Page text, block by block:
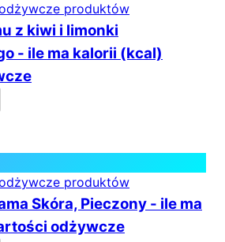
produktów
z kiwi i limonki
- ile ma kalorii (kcal)
produktów
Skóra, Pieczony - ile ma
odżywcze